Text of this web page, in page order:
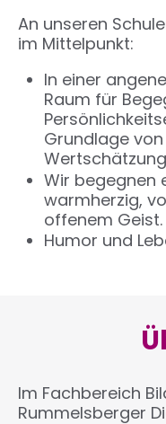
An unseren
im Mittelpunkt:
In einer
Raum für
Grundlage
Wir begegnen
warmherzig,
offenem Geist.
Humor und
Im Fachbereich
Rummelsberger